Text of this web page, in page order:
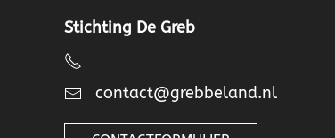
Stichting De Greb
contact@grebbeland.nl